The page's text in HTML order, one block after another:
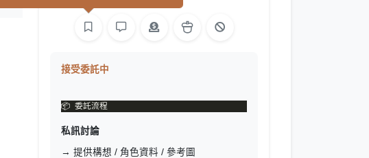
接受委託中
私訊討論
→ 提供構想 / 角色資料 / 參考圖